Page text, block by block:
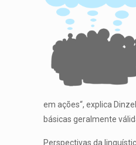
em ações“, explica
básicas geralmente
Perspectivas da